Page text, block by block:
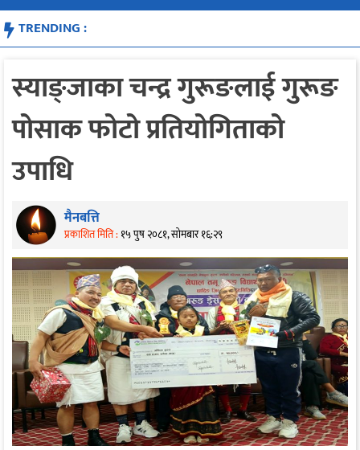
TRENDING :
स्याङ्जाका चन्द्र गुरूङलाई गुरूङ
पोसाक फोटो प्रतियोगिताको
उपाधि
मैनबत्ति
प्रकाशित मिति : १५ पुष २०८१, सोमबार १६:२९